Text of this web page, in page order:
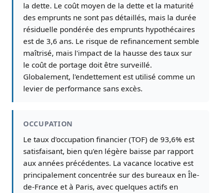
la dette. Le coût moyen de la dette et la maturité
des emprunts ne sont pas détaillés, mais la durée
résiduelle pondérée des emprunts hypothécaires
est de 3,6 ans. Le risque de refinancement semble
maîtrisé, mais l'impact de la hausse des taux sur
le coût de portage doit être surveillé.
Globalement, l'endettement est utilisé comme un
levier de performance sans excès.
OCCUPATION
Le taux d'occupation financier (TOF) de 93,6% est
satisfaisant, bien qu'en légère baisse par rapport
aux années précédentes. La vacance locative est
principalement concentrée sur des bureaux en Île-
de-France et à Paris, avec quelques actifs en